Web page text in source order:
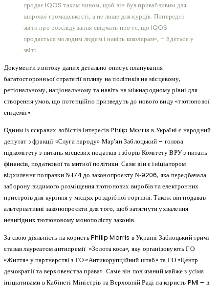
продає IQOS таким чином, щоб він був привабливим для
широкої громадськості, а не лише для курців. Попередні
звіти про розслідування свідчать про те, що IQOS
продається молодим людям і навіть школярам», – йдеться у
звіті.
Документи з витоку даних детально описує планування
багатосторонньої стратегії впливу на політиків на місцевому,
регіональному, національному та навіть на міжнародному рівні для
створення умов, що потенційно призведуть до нового виду «тютюнової
епідемії».
Одним із яскравих лобістів інтересів Philip Morris в Україні є народний
депутат з фракції «Слуга народу» Мар’ян Заблоцький – голова
підкомітету з питань місцевих податків і зборів Комітету ВРУ з питань
фінансів, податкової та митної політики. Саме він є ініціатором
відхилення поправки №174 до законопроєкту №9206, яка передбачала
заборону видимого розміщення тютюнових виробів та електронних
пристроїв для куріння у місцях роздрібної торгівлі. Також він подавав
альтернативні законопроєкти для того, щоб затягнути ухвалення
невигідних тютюновому монополісту законів.
За свою діяльність на користь Philip Morris в Україні Заблоцький тричі
ставав лауреатом антипремії «Золота коса», яку організовують ГО
«Життя» у партнерстві з ГО «Антикорупційний штаб» та ГО «Центр
демократії та верховенства права». Саме він пов’язаний майже з усіма
ініціативами в Кабінеті Міністрів та Верховній Раді на користь PMI – в